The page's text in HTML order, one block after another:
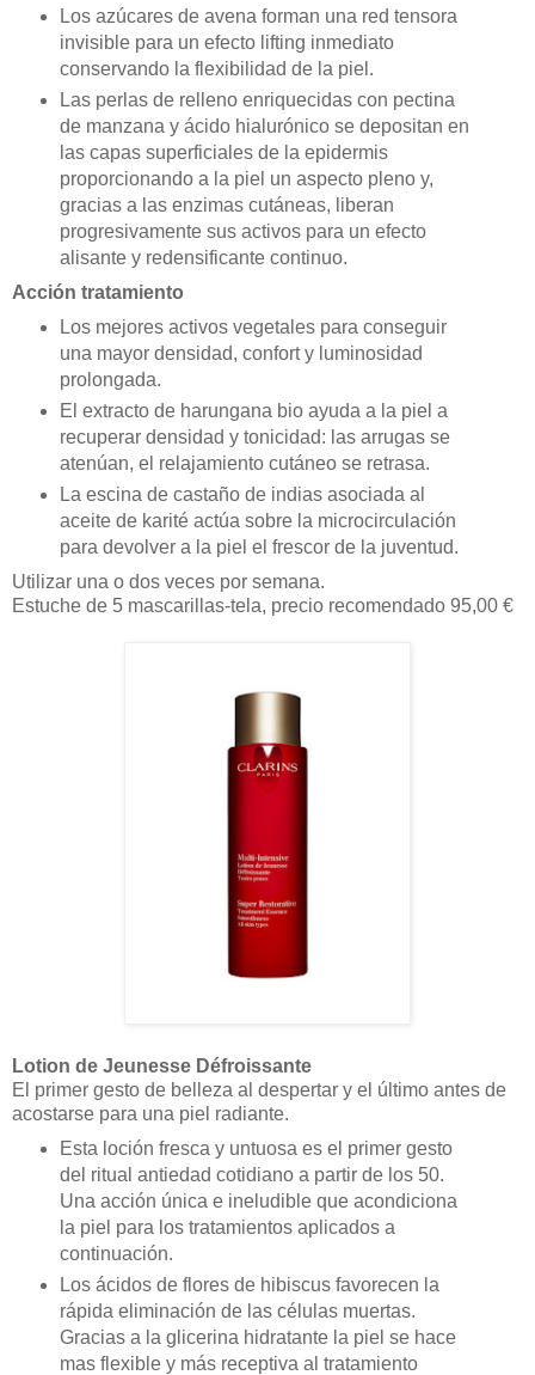
Los azúcares de avena forman una red tensora
invisible para un efecto lifting inmediato
conservando la flexibilidad de la piel.
Las perlas de relleno enriquecidas con pectina
de manzana y ácido hialurónico se depositan en
las capas superficiales de la epidermis
proporcionando a la piel un aspecto pleno y,
gracias a las enzimas cutáneas, liberan
progresivamente sus activos para un efecto
alisante y redensificante continuo.
Acción tratamiento
Los mejores activos vegetales para conseguir
una mayor densidad, confort y luminosidad
prolongada.
El extracto de harungana bio ayuda a la piel a
recuperar densidad y tonicidad: las arrugas se
atenúan, el relajamiento cutáneo se retrasa.
La escina de castaño de indias asociada al
aceite de karité actúa sobre la microcirculación
para devolver a la piel el frescor de la juventud.
Utilizar una o dos veces por semana.
Estuche de 5 mascarillas-tela, precio recomendado 95,00 €
Lotion de Jeunesse Défroissante
El primer gesto de belleza al despertar y el último antes de
acostarse para una piel radiante.
Esta loción fresca y untuosa es el primer gesto
del ritual antiedad cotidiano a partir de los 50.
Una acción única e ineludible que acondiciona
la piel para los tratamientos aplicados a
continuación.
Los ácidos de flores de hibiscus favorecen la
rápida eliminación de las células muertas.
Gracias a la glicerina hidratante la piel se hace
mas flexible y más receptiva al tratamiento